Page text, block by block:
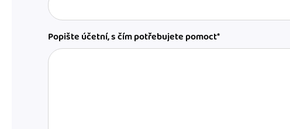
Popište účetní, s čím potřebujete pomoct*